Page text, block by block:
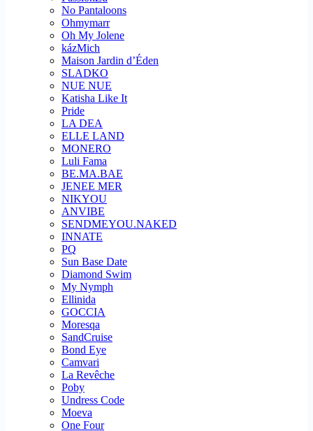
No Pantaloons
Ohmymarr
Oh My Jolene
kázMich
Maison Jardin d’Éden
SLADKO
NUE NUE
Katisha Like It
Pride
LA DEA
ELLE LAND
MONERO
Luli Fama
BE.MA.BAE
JENEE MER
NIKYOU
ANVIBE
SENDMEYOU.NAKED
INNATE
PQ
Sun Base Date
Diamond Swim
My Nymph
Ellinida
GOCCIA
Moresqa
SandCruise
Bond Eye
Camvari
La Revêche
Poby
Undress Code
Moeva
One Four